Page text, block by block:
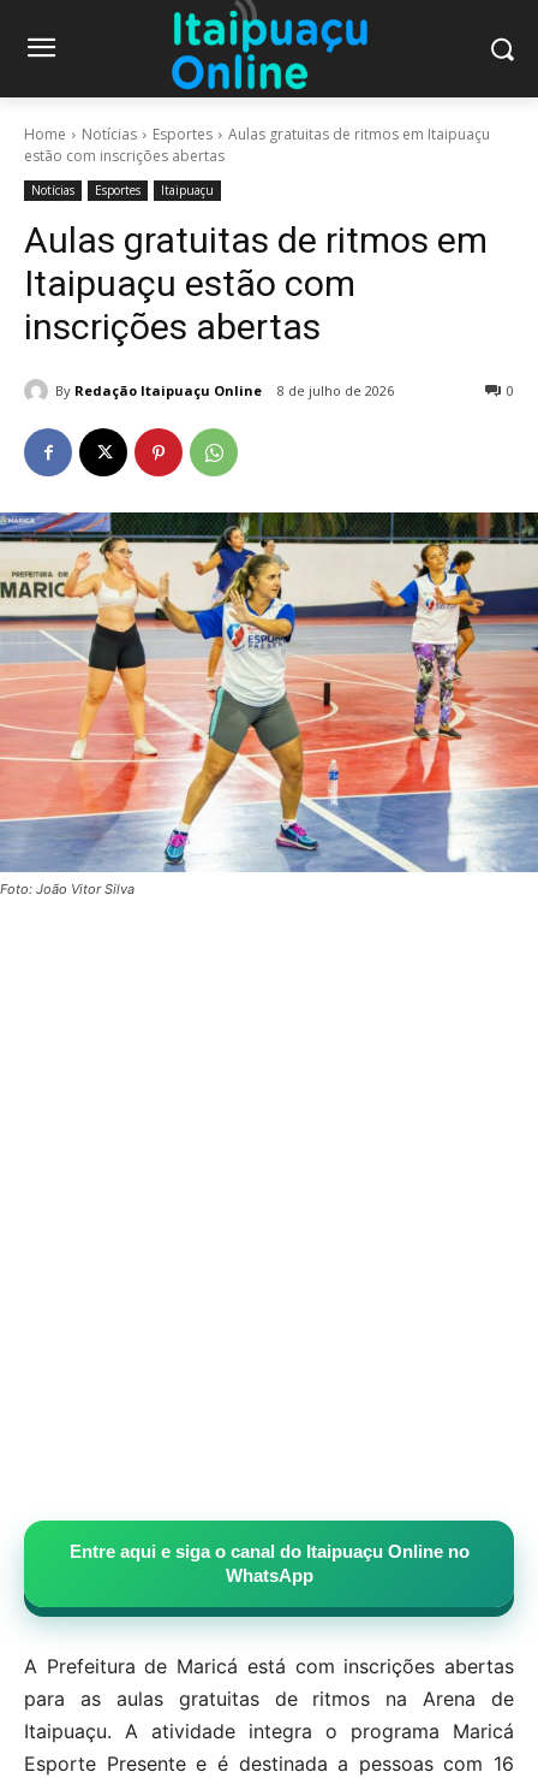
Home Notícias Esportes
Aulas gratuitas de ritmos em Itaipuaçu
estão com inscrições abertas
Notícias Esportes Itaipuaçu
Aulas gratuitas de ritmos em
Itaipuaçu estão com
inscrições abertas
By Redação Itaipuaçu Online 8 de julho de 2026 0
Foto: João Vitor Silva
Entre aqui e siga o canal do Itaipuaçu Online no
WhatsApp
A Prefeitura de Maricá está com inscrições abertas
para as aulas gratuitas de ritmos na Arena de
Itaipuaçu. A atividade integra o programa Maricá
Esporte Presente e é destinada a pessoas com 16